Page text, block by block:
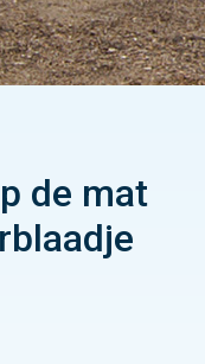
de mat